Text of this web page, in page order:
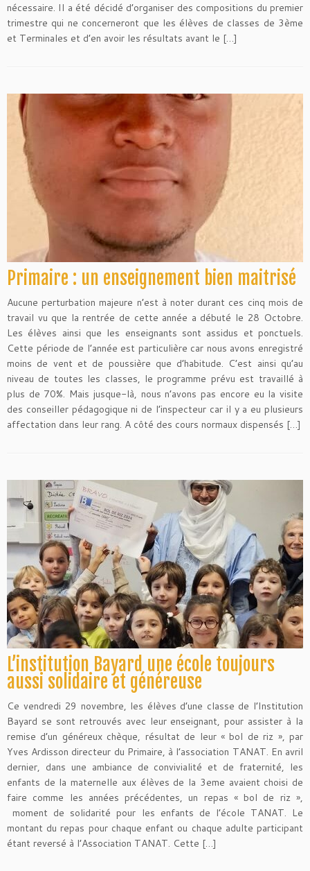
nécessaire. Il a été décidé d’organiser des compositions du premier
trimestre qui ne concerneront que les élèves de classes de 3ème
et Terminales et d’en avoir les résultats avant le […]
Primaire : un enseignement bien maitrisé
Aucune perturbation majeure n’est à noter durant ces cinq mois de
travail vu que la rentrée de cette année a débuté le 28 Octobre.
Les élèves ainsi que les enseignants sont assidus et ponctuels.
Cette période de l’année est particulière car nous avons enregistré
moins de vent et de poussière que d’habitude. C’est ainsi qu’au
niveau de toutes les classes, le programme prévu est travaillé à
plus de 70%. Mais jusque-là, nous n’avons pas encore eu la visite
des conseiller pédagogique ni de l’inspecteur car il y a eu plusieurs
affectation dans leur rang. A côté des cours normaux dispensés […]
L’institution Bayard une école toujours
aussi solidaire et généreuse
Ce vendredi 29 novembre, les élèves d’une classe de l’Institution
Bayard se sont retrouvés avec leur enseignant, pour assister à la
remise d’un généreux chèque, résultat de leur « bol de riz », par
Yves Ardisson directeur du Primaire, à l’association TANAT. En avril
dernier, dans une ambiance de convivialité et de fraternité, les
enfants de la maternelle aux élèves de la 3eme avaient choisi de
faire comme les années précédentes, un repas « bol de riz »,
moment de solidarité pour les enfants de l’école TANAT. Le
montant du repas pour chaque enfant ou chaque adulte participant
étant reversé à l’Association TANAT. Cette […]